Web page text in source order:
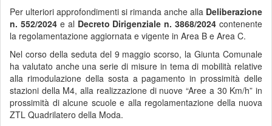
Per ulteriori approfondimenti si rimanda anche alla Deliberazione
n. 552/2024e al Decreto Dirigenziale n. 3868/2024 contenente
la regolamentazione aggiornata e vigente in Area B e Area C.
Nel corso della seduta del 9 maggio scorso, la Giunta Comunale
ha valutato anche una serie di misure in tema di mobilità relative
alla rimodulazione della sosta a pagamento in prossimità delle
stazioni della M4, alla realizzazione di nuove “Aree a 30 Km/h” in
prossimità di alcune scuole e alla regolamentazione della nuova
ZTL Quadrilatero della Moda.